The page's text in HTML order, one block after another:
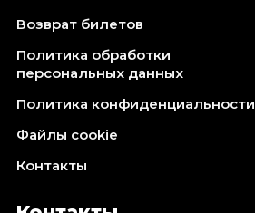
Возврат билетов
Политика обработки
персональных данных
Политика конфиденциальности
Файлы cookie
Контакты